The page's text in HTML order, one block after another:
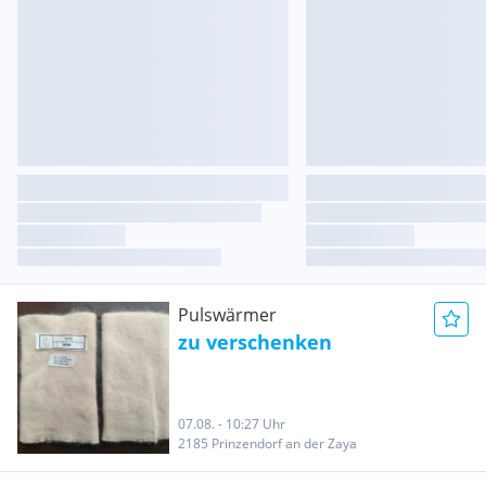
Pulswärmer
zu verschenken
07.08. - 10:27 Uhr
2185 Prinzendorf an der Zaya